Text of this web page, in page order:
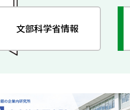
文部科学省情報